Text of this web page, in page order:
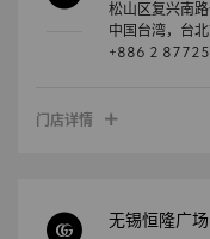
松山区复兴南
中国台湾， 台北
+886 2
门店详情
无锡恒隆广场